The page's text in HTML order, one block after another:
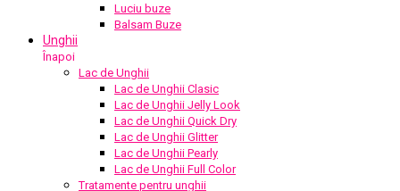
Luciu buze
Balsam Buze
Unghii
Înapoi
Lac de Unghii
Lac de Unghii Clasic
Lac de Unghii Jelly Look
Lac de Unghii Quick Dry
Lac de Unghii Glitter
Lac de Unghii Pearly
Lac de Unghii Full Color
Tratamente pentru unghii